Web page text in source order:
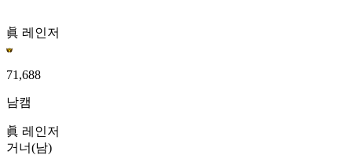
眞 레인저
71,688
남캠
眞 레인저
거너(남)